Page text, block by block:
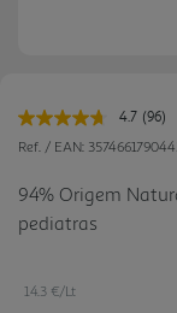
4.7 Leu
96
Link
(96)
Ref. / EAN:
94% Origem
pediatras
14.3 €/Lt